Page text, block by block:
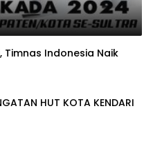
Indonesia Naik
HUT KOTA KENDARI